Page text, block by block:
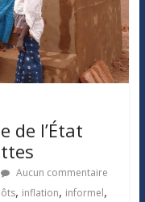
de l’État
Aucun commentaire
, inflation, informel,